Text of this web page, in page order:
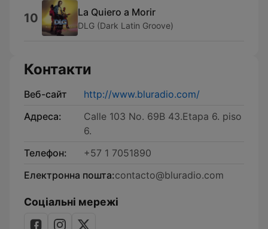
10 La Quiero a Morir
DLG (Dark Latin Groove)
Контакти
Веб-сайт
http://www.bluradio.com/
Адреса:
Calle 103 No. 69B 43.Etapa 6. piso
6.
Телефон:
+57 1 7051890
Електронна пошта:contacto@bluradio.com
Соціальні мережі